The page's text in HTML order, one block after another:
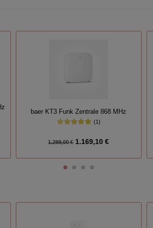
baer KT3 Funk Zentrale 868 MHz
(1)
1.299,00 €1.169,10 €